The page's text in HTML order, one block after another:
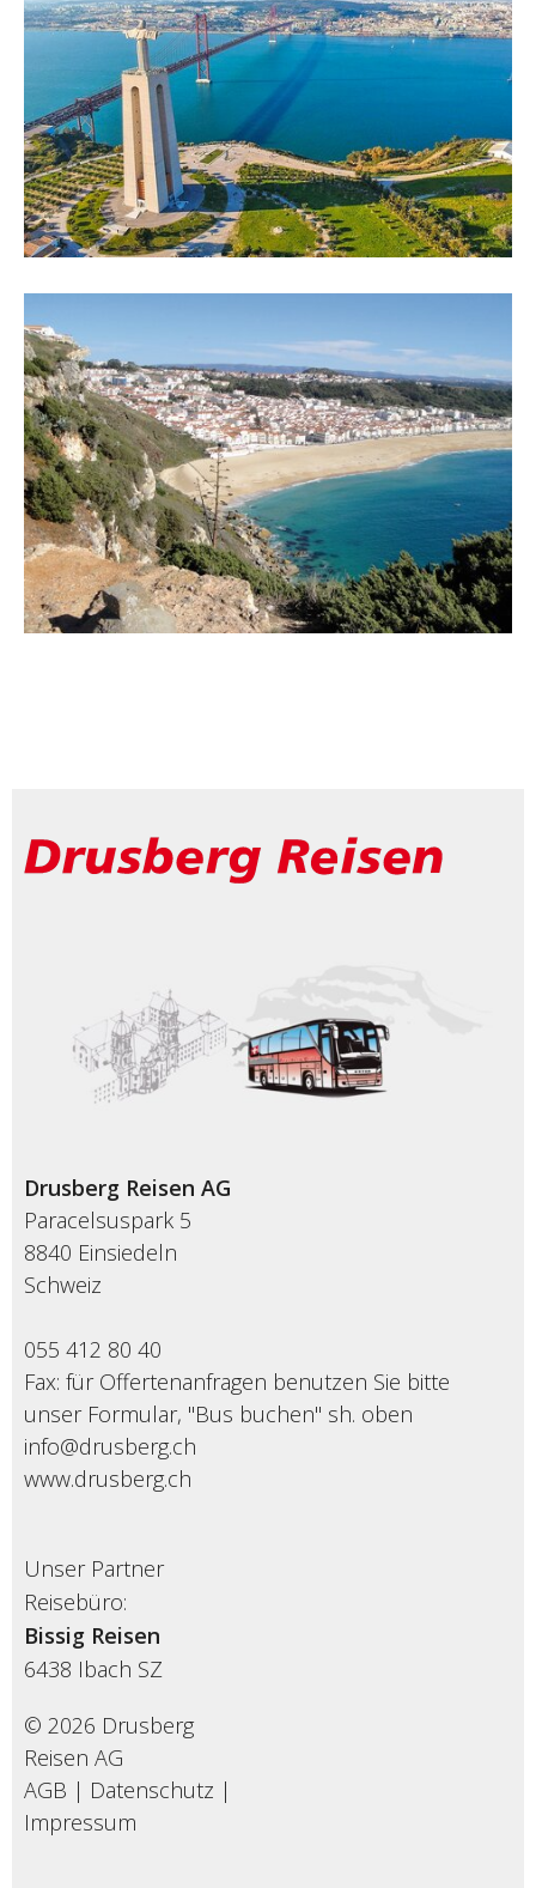
Drusberg Reisen AG
Paracelsuspark 5
8840 Einsiedeln
Schweiz
055 412 80 40
Fax: für Offertenanfragen benutzen Sie bitte
unser Formular, "Bus buchen" sh. oben
info@drusberg.ch
www.drusberg.ch
Unser Partner
Reisebüro:
Bissig Reisen
6438 Ibach SZ
© 2026 Drusberg
Reisen AG
AGB | Datenschutz |
Impressum